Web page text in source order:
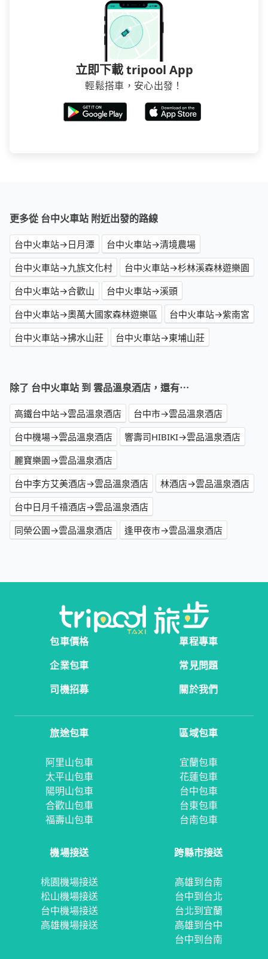
立即下載 tripool App
輕鬆搭車，安心出發！
更多從 台中火車站 附近出發的路線
台中火車站→日月潭
台中火車站→清境農場
台中火車站→九族文化村
台中火車站→杉林溪森林遊樂園
台中火車站→合歡山
台中火車站→溪頭
台中火車站→奧萬大國家森林遊樂區
台中火車站→紫南宮
台中火車站→拂水山莊
台中火車站→東埔山莊
除了 台中火車站 到 雲品溫泉酒店，還有⋯
高鐵台中站→雲品溫泉酒店
台中市→雲品溫泉酒店
台中機場→雲品溫泉酒店
響壽司HIBIKI→雲品溫泉酒店
麗寶樂園→雲品溫泉酒店
台中李方艾美酒店→雲品溫泉酒店
林酒店→雲品溫泉酒店
台中日月千禧酒店→雲品溫泉酒店
同榮公園→雲品溫泉酒店
逢甲夜市→雲品溫泉酒店
包車價格
單程專車
企業包車
常見問題
司機招募
關於我們
旅途包車
阿里山包車
太平山包車
陽明山包車
合歡山包車
福壽山包車
區域包車
宜蘭包車
花蓮包車
台中包車
台東包車
台南包車
機場接送
桃園機場接送
松山機場接送
台中機場接送
高雄機場接送
跨縣市接送
高雄到台南
台中到台北
台北到宜蘭
高雄到台中
台中到台南